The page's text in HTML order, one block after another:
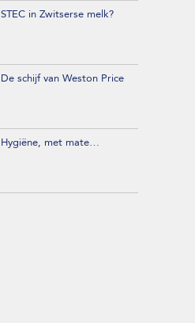
STEC in Zwitserse melk?
De schijf van Weston Price
Hygiëne, met mate…